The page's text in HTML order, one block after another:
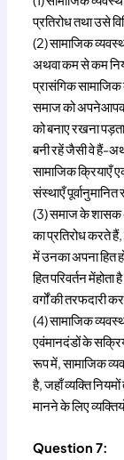
प्रतिरोध तथा उसे
(2) सामाजिक
अथवा कम से कम
प्रासंगिक
समाज को
को बनाए रखना
बनी रहें जैसी वे हैं-
सामाजिक क्रियाएँ
संस्थाएँ
(3) समाज के शासक
का प्रतिरोध करते
में उनका अपना हित
हित परिवर्तन
वर्गों की तरफदारी
(4) सामाजिक
एवंमानदंडों के
रूप में, सामाजिक
है, जहाँ व्यक्ति
मानने के लिए
Question 7: